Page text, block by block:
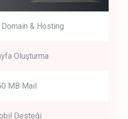
& Hosting
Oluşturma
MB Mail
Desteği